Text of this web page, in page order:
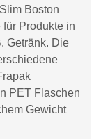
Boston
Produkte in
Getränk. Die
PET Flaschen
Gewicht